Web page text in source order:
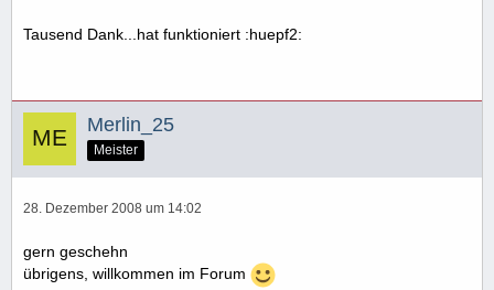
Tausend Dank...hat funktioniert :huepf2:
Merlin_25
Meister
28. Dezember 2008 um 14:02
gern geschehn
übrigens, willkommen im Forum